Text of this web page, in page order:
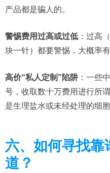
产品都是骗人的。
警惕费用过高或过低 ：过高
块一针）都要警惕，大概率有
高价“私人定制”陷阱 ：一些
号，收取数十万费用进行所
是生理盐水或未经处理的细胞
六、如何寻找靠
道？